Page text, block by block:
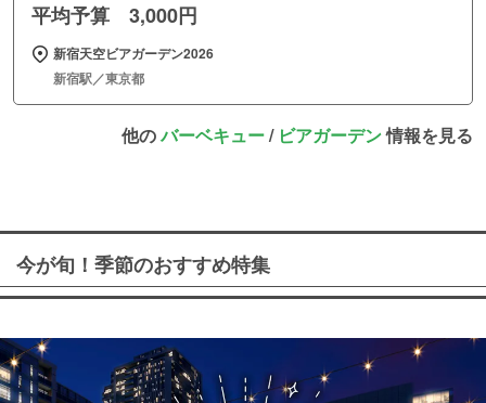
平均予算 3,000円
新宿天空ビアガーデン2026
新宿駅／東京都
他のバーベキュー/ ビアガーデン情報を見る
今が旬！季節のおすすめ特集